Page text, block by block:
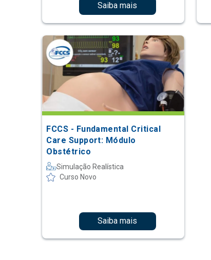
Saiba mais
FCCS - Fundamental Critical
Care Support: Módulo
Obstétrico
Simulação Realística
Curso Novo
Saiba mais